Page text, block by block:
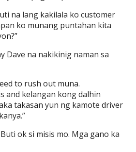
na lang kakilala ko customer
ko munang puntahan kita
Dave na nakikinig naman sa
to rush out muna.
and kelangan kong dalhin
takasan yun ng kamote driver
ok si misis mo. Mga gano ka